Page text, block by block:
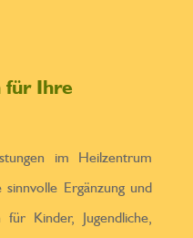
für Ihre
im Heilzentrum
Ergänzung und
Kinder, Jugendliche,